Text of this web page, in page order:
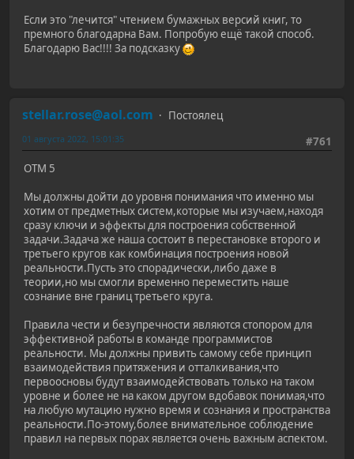
Если это "лечится" чтением бумажных версий книг, то
премного благодарна Вам. Попробую ещё такой способ.
Благодарю Вас!!!! За подсказку
stellar.rose@aol.com
Постоялец
#761
01 августа 2022, 15:01:35
ОТМ 5
Мы должны дойти до уровня понимания что именно мы
хотим от предметных систем,которые мы изучаем,находя
сразу ключи и эффекты для построения собственной
задачи.Задача же наша состоит в перестановке второго и
третьего кругов как комбинация построения новой
реальности.Пусть это спорадически,либо даже в
теории,но мы смогли временно переместить наше
сознание вне границ третьего круга.
Правила чести и безупречности являются стопором для
эффективной работы в команде программистов
реальности. Мы должны привить самому себе принцип
взаимодействия притяжения и отталкивания,что
первоосновы будут взаимодействовать только на таком
уровне и более не на каком другом вдобавок понимая,что
на любую мутацию нужно время и сознания и пространства
реальности.По-этому,более внимательное соблюдение
правил на первых порах является очень важным аспектом.